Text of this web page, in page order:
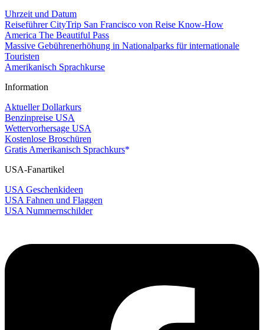
Uhrzeit und Datum
Reiseführer CityTrip San Francisco von Reise Know-How
America The Beautiful Pass
Massive Gebührenerhöhung in Nationalparks für internationale
Touristen
Amerikanisch Sprachkurse
Information
Aktueller Dollarkurs
Benzinpreise USA
Wettervorhersage USA
Kostenlose Broschüren
Gratis Amerikanisch Sprachkurs
USA-Fanartikel
USA Geschenkideen
USA Fahnen und Flaggen
USA Nummernschilder